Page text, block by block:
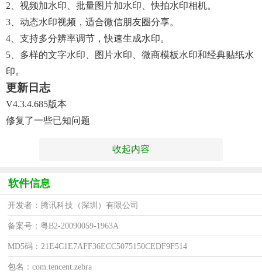
2、视频加水印、批量图片加水印、快拍水印相机。
3、动态水印视频，适合微信朋友圈分享。
4、支持多分辨率调节，快速生成水印。
5、多样的文字水印、图片水印、微商模板水印和经典贴纸水
印。
更新日志
V4.3.4.685版本
修复了一些已知问题
收起内容
软件信息
开发者：腾讯科技（深圳）有限公司
备案号：粤B2-20090059-1963A
MD5码：21E4C1E7AFF36ECC5075150CEDF9F514
包名：com.tencent.zebra